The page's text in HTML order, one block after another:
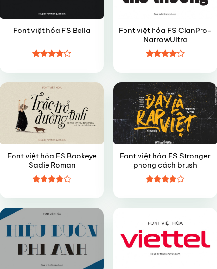
Font việt hóa FS Bella
xếp hạng
45 sao
Font việt hóa FS ClanPro-
NarrowUltra
xếp hạng
45 sao
Font việt hóa FS Bookeye
Sadie Roman
xếp hạng
45 sao
Font việt hóa FS Stronger
phong cách brush
xếp hạng
45 sao